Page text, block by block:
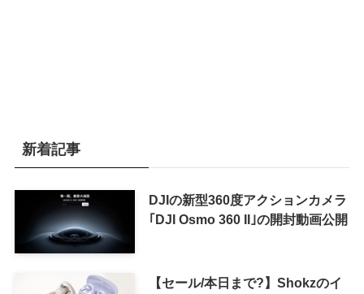
新着記事
DJIの新型360度アクションカメラ
｢DJI Osmo 360 II｣の開封動画公開
【セール/本日まで?】Shokzのイ